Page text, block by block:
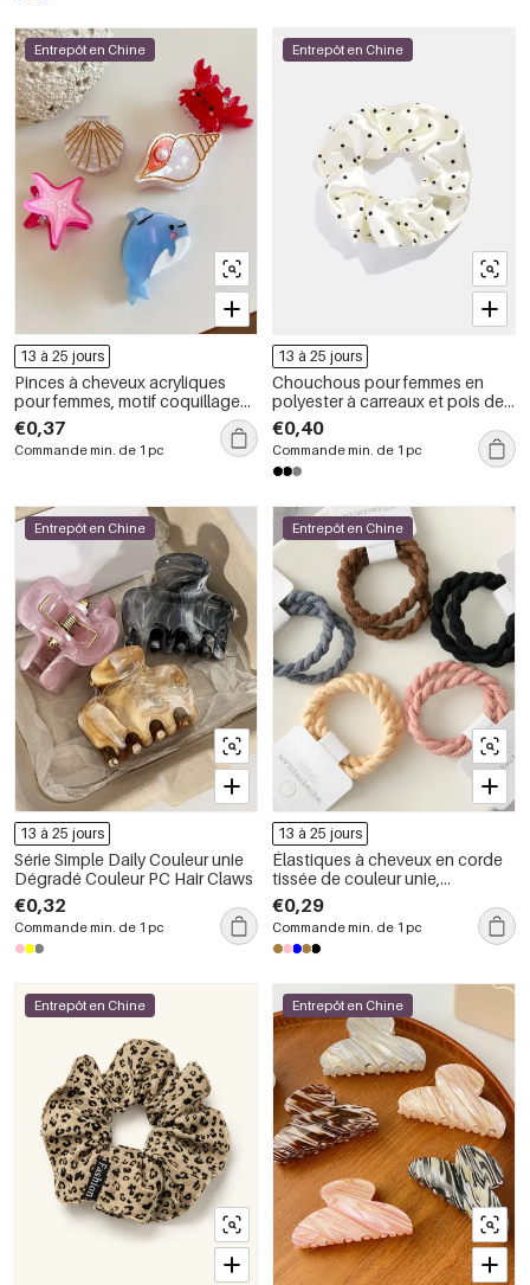
Entrepôt en Chine
13 à 25 jours
Pinces à cheveux acryliques
pour femmes, motif coquillage
et étoile de mer, style océanique
mignon et romantique
€0,37
Commande min. de 1 pc
Entrepôt en Chine
13 à 25 jours
Chouchous pour femmes en
polyester à carreaux et pois de
la collection Simple Series
€0,40
Commande min. de 1 pc
Entrepôt en Chine
13 à 25 jours
Série Simple Daily Couleur unie
Dégradé Couleur PC Hair Claws
€0,32
Commande min. de 1 pc
Entrepôt en Chine
13 à 25 jours
Élastiques à cheveux en corde
tissée de couleur unie,
collection Simple Series Daily
€0,29
Commande min. de 1 pc
Entrepôt en Chine Entrepôt en Chine